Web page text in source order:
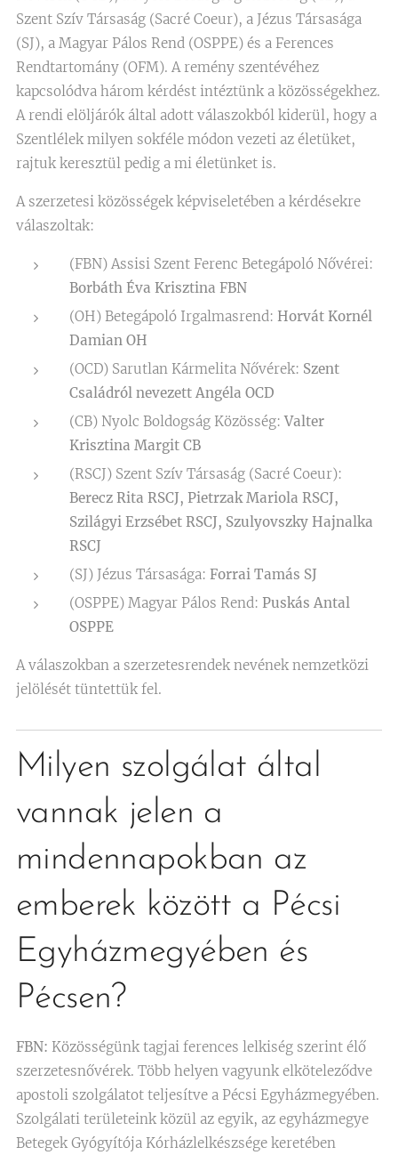
Szent Szív Társaság (Sacré Coeur), a Jézus Társasága
(SJ), a Magyar Pálos Rend (OSPPE) és a Ferences
Rendtartomány (OFM). A remény szentévéhez
kapcsolódva három kérdést intéztünk a közösségekhez.
A rendi elöljárók által adott válaszokból kiderül, hogy a
Szentlélek milyen sokféle módon vezeti az életüket,
rajtuk keresztül pedig a mi életünket is.
A szerzetesi közösségek képviseletében a kérdésekre
válaszoltak:
(FBN) Assisi Szent Ferenc Betegápoló Nővérei:
Borbáth Éva Krisztina FBN
(OH) Betegápoló Irgalmasrend: Horvát Kornél
Damian OH
(OCD) Sarutlan Kármelita Nővérek: Szent
Családról nevezett Angéla OCD
(CB) Nyolc Boldogság Közösség:Valter
Krisztina Margit CB
(RSCJ) Szent Szív Társaság (Sacré Coeur):
Berecz Rita RSCJ, Pietrzak Mariola RSCJ,
Szilágyi Erzsébet RSCJ, Szulyovszky Hajnalka
RSCJ
(SJ) Jézus Társasága: Forrai Tamás SJ
(OSPPE) Magyar Pálos Rend: Puskás Antal
OSPPE
A válaszokban a szerzetesrendek nevének nemzetközi
jelölését tüntettük fel.
Milyen szolgálat által
vannak jelen a
mindennapokban az
emberek között a Pécsi
Egyházmegyében és
Pécsen?
FBN: Közösségünk tagjai ferences lelkiség szerint élő
szerzetesnővérek. Több helyen vagyunk elköteleződve
apostoli szolgálatot teljesítve a Pécsi Egyházmegyében.
Szolgálati területeink közül az egyik, az egyházmegye
Betegek Gyógyítója Kórházlelkészsége keretében